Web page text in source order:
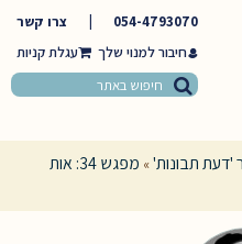
054-4793070
צרו קשר
חיבור למנוי שלך
'דעת תבונות'»
מפגש 34: אות